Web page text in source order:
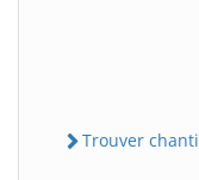
Trouver